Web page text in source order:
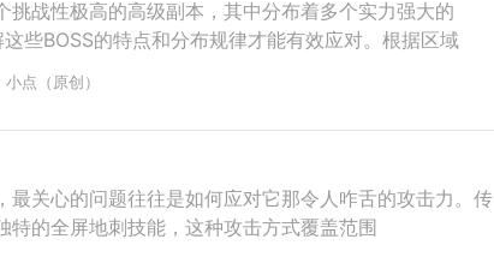
挑战性极高的高级副本，其中分布着多个实力强大的
些BOSS的特点和分布规律才能有效应对。根据区域
点（原创）
最关心的问题往往是如何应对它那令人咋舌的攻击力。传
特的全屏地刺技能，这种攻击方式覆盖范围